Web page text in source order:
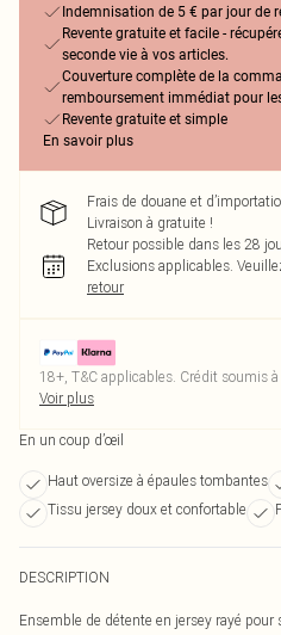
Indemnisation de 5 € par jour de
Revente gratuite et facile -
seconde vie à vos articles.
Couverture complète de la
remboursement immédiat pour
Revente gratuite et simple
En savoir plus
Frais de douane et
Livraison à gratuite !
Retour possible dans les 28
Exclusions applicables.
retour
18+, T&C applicables. Crédit soumis
Voir plus
En un coup d’œil
Haut oversize à épaules tombantes
Tissu jersey doux et confortable
DESCRIPTION
Ensemble de détente en jersey rayé pour